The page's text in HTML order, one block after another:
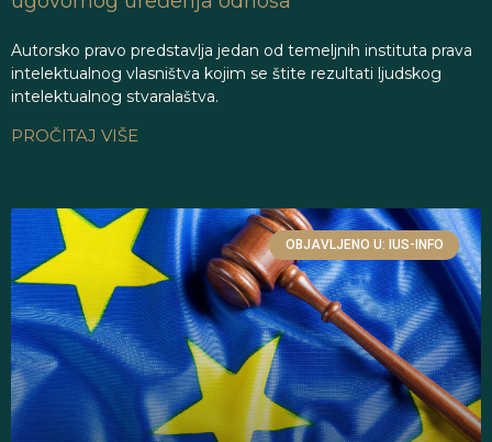
Autorsko pravo predstavlja jedan od temeljnih instituta prava
intelektualnog vlasništva kojim se štite rezultati ljudskog
intelektualnog stvaralaštva.
PROČITAJ VIŠE
OBJAVLJENO U: IUS-INFO